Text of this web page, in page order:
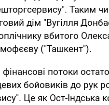
Таким
дім "Вугілля
вбитого
("Ташкент").
фінансові потоки
бойовиків до рук
Це як Ост-Індська